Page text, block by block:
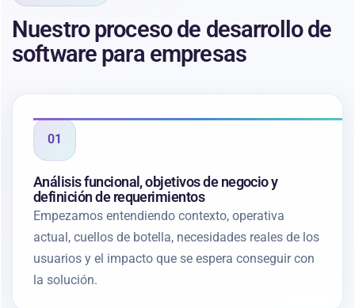
Nuestro proceso de desarrollo de
software para empresas
01
Análisis funcional, objetivos de negocio y
definición de requerimientos
Empezamos entendiendo contexto, operativa
actual, cuellos de botella, necesidades reales de los
usuarios y el impacto que se espera conseguir con
la solución.